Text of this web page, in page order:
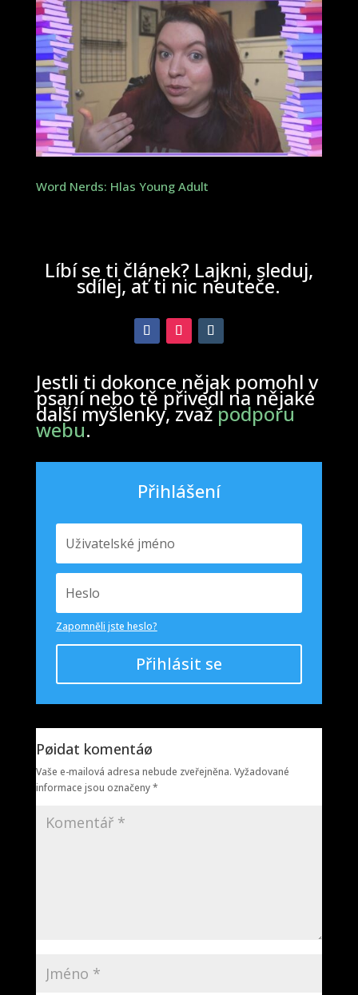
Word Nerds: Hlas Young Adult
Líbí se ti článek? Lajkni, sleduj,
sdílej, ať ti nic neuteče.
Jestli ti dokonce nějak pomohl v
psaní nebo tě přivedl na nějaké
další myšlenky, zvažpodporu
webu.
Přihlášení
Zapomněli jste heslo?
Přihlásit se
Pøidat komentáø
Vaše e-mailová adresa nebude zveřejněna. Vyžadované
informace jsou označeny*